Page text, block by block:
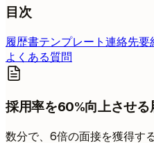
目次
履歴書テンプレート連絡先要
よくある質問
採用率を60%向上させる
数分で、6倍の面接を獲得す